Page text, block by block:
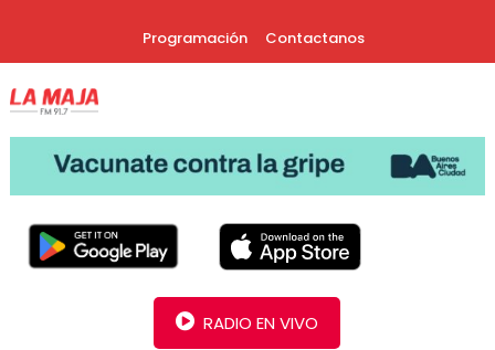
Programación Contactanos
Radio La Maja
RADIO EN VIVO